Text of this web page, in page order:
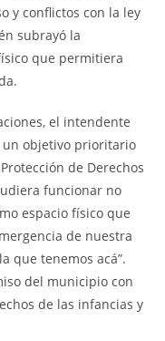
y conflictos con la ley
subrayó la
que permitiera
el intendente
un objetivo prioritario
de Derechos
funcionar no
espacio físico que
de nuestra
que tenemos acá”.
del municipio con
de las infancias y